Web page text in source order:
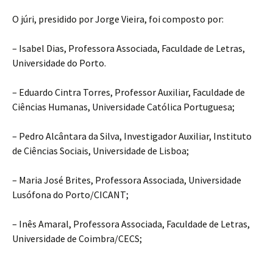
O júri, presidido por Jorge Vieira, foi composto por:
– Isabel Dias, Professora Associada, Faculdade de Letras,
Universidade do Porto.
– Eduardo Cintra Torres, Professor Auxiliar, Faculdade de
Ciências Humanas, Universidade Católica Portuguesa;
– Pedro Alcântara da Silva, Investigador Auxiliar, Instituto
de Ciências Sociais, Universidade de Lisboa;
– Maria José Brites, Professora Associada, Universidade
Lusófona do Porto/CICANT;
– Inês Amaral, Professora Associada, Faculdade de Letras,
Universidade de Coimbra/CECS;